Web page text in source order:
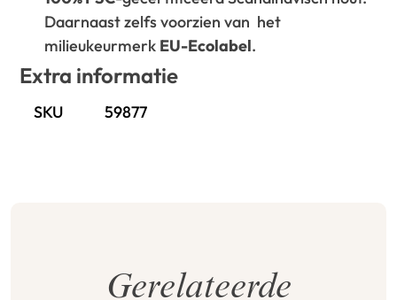
Daarnaast zelfs voorzien van het
milieukeurmerk EU-Ecolabel.
Extra informatie
SKU 59877
Gerelateerde